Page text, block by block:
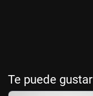
Te puede gustar